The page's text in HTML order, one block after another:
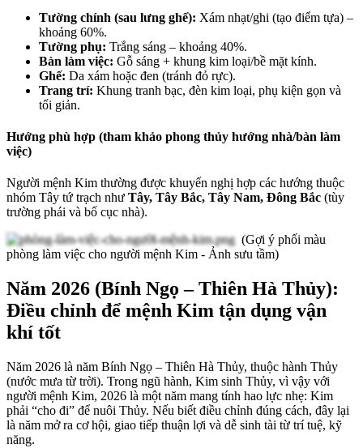
Tường chính (sau lưng ghế): Xám nhạt/ghi (tạo điểm tựa) –
khoảng 60%.
Tường phụ: Trắng sáng – khoảng 40%.
Bàn làm việc: Gỗ sáng + khung kim loại/bề mặt kính.
Ghế: Da xám hoặc đen (tránh đỏ rực).
Trang trí: Khung tranh bạc, đèn kim loại, phụ kiện gọn và
tối giản.
Hướng phù hợp (tham khảo phong thủy hướng nhà/bàn làm
việc)
Người mệnh Kim thường được khuyến nghị hợp các hướng thuộc
nhóm Tây tứ trạch như Tây, Tây Bắc, Tây Nam, Đông Bắc (tùy
trường phái và bố cục nhà).
(Gợi ý phối màu
phòng làm việc cho người mệnh Kim - Ảnh sưu tầm)
Năm 2026 (Bính Ngọ – Thiên Hà Thủy):
Điều chỉnh để mệnh Kim tận dụng vận
khí tốt
Năm 2026 là năm Bính Ngọ – Thiên Hà Thủy, thuộc hành Thủy
(nước mưa từ trời). Trong ngũ hành, Kim sinh Thủy, vì vậy với
người mệnh Kim, 2026 là một năm mang tính hao lực nhẹ: Kim
phải “cho đi” để nuôi Thủy. Nếu biết điều chỉnh đúng cách, đây lại
là năm mở ra cơ hội, giao tiếp thuận lợi và dễ sinh tài từ trí tuệ, kỹ
năng.